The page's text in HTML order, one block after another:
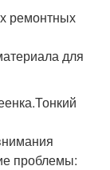
ремонтных
для
проблемы: